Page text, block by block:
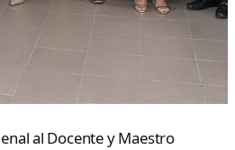
al Docente y Maestro